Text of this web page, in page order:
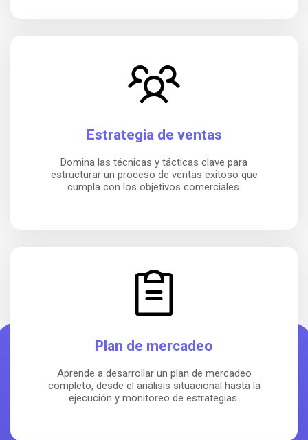
Estrategia de ventas
Domina las técnicas y tácticas clave para
estructurar un proceso de ventas exitoso que
cumpla con los objetivos comerciales.
Plan de mercadeo
Aprende a desarrollar un plan de mercadeo
completo, desde el análisis situacional hasta la
ejecución y monitoreo de estrategias.